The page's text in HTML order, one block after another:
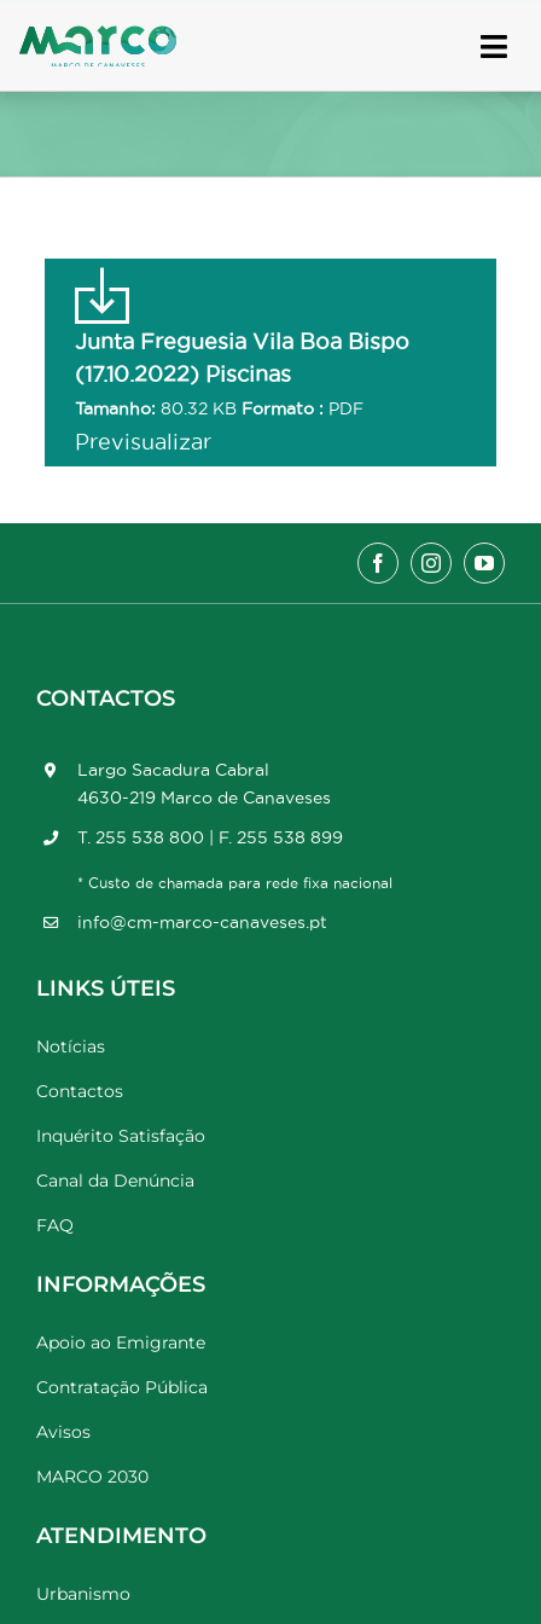
to
Junta Freguesia Vila Boa Bispo
(17.10.2022) Piscinas
Tamanho: 80.32 KB Formato : PDF
Previsualizar
CONTACTOS
Largo Sacadura Cabral
4630-219 Marco de Canaveses
T. 255 538 800 | F. 255 538 899
* Custo de chamada para rede fixa nacional
info@cm-marco-canaveses.pt
LINKS ÚTEIS
Notícias
Contactos
Inquérito Satisfação
Canal da Denúncia
FAQ
INFORMAÇÕES
Apoio ao Emigrante
Contratação Pública
Avisos
MARCO 2030
ATENDIMENTO
Urbanismo